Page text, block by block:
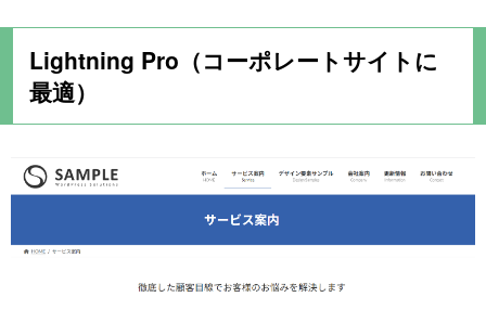
Lightning Pro（コーポレートサイトに
最適）